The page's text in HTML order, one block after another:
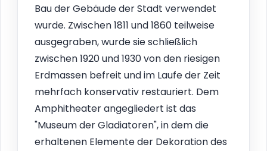
Bau der Gebäude der Stadt verwendet
wurde. Zwischen 1811 und 1860 teilweise
ausgegraben, wurde sie schließlich
zwischen 1920 und 1930 von den riesigen
Erdmassen befreit und im Laufe der Zeit
mehrfach konservativ restauriert. Dem
Amphitheater angegliedert ist das
"Museum der Gladiatoren", in dem die
erhaltenen Elemente der Dekoration des